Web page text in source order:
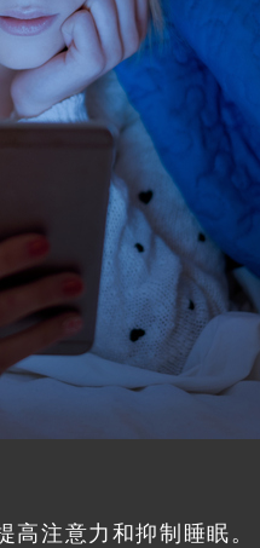
注意力和抑制睡眠。